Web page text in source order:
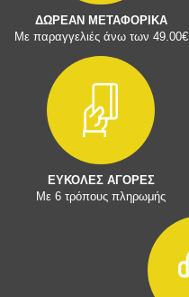
ΔΩΡΕΑΝ ΜΕΤΑΦΟΡΙΚΑ
Με παραγγελιές άνω των 49.00€
ΕΥΚΟΛΕΣ ΑΓΟΡΕΣ
Με 6 τρόπους πληρωμής